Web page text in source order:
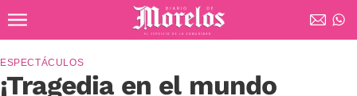
Diario de Morelos
¡Tragedia en el mundo
ESPECTÁCULOS